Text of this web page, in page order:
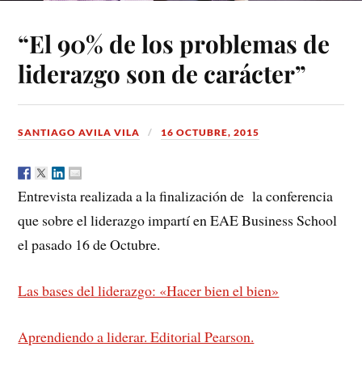
“El 90% de los problemas de
liderazgo son de carácter”
SANTIAGO AVILA VILA 16 OCTUBRE, 2015
Entrevista realizada a la finalización de la conferencia
que sobre el liderazgo impartí en EAE Business School
el pasado 16 de Octubre.
Las bases del liderazgo: «Hacer bien el bien»
Aprendiendo a liderar. Editorial Pearson.